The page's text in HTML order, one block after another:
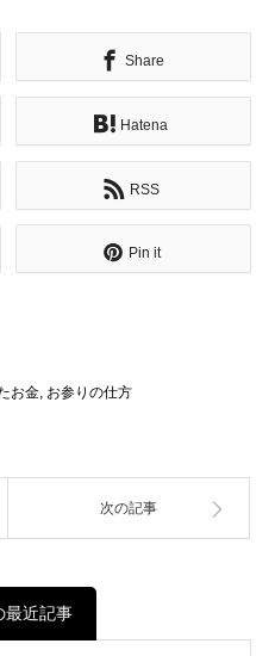
Share
Hatena
RSS
Pin it
お金 お参りの仕方
次の記事
最近記事